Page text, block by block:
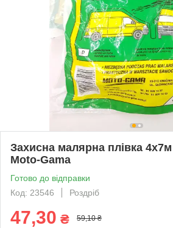
Захисна малярна плівка
Moto-Gama
Готово до відправки
Код: 23546
Роздріб
47,30 ₴ 59,10 ₴